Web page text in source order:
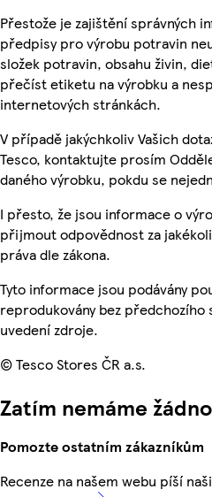
Přestože je zajištění správných
předpisy pro výrobu potravin
složek potravin, obsahu živin,
přečíst etiketu na výrobku a
internetových stránkách.
V případě jakýchkoliv Vašich
Tesco, kontaktujte prosím
daného výrobku, pokdu se
I přesto, že jsou informace o
přijmout odpovědnost za
práva dle zákona.
Tyto informace jsou podávány
reprodukovány bez předchozího
uvedení zdroje.
© Tesco Stores ČR a.s.
Zatím nemáme
Pomozte ostatním zákazníkům
Recenze na našem webu píší